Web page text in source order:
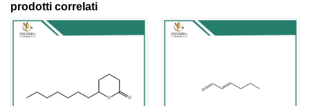
prodotti correlati